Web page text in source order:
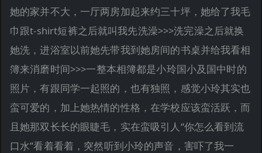
她的家并不大，一厅两房加起来约三十坪，她给了我毛
巾跟t-shirt短裤之后就叫我先洗澡>>>洗完澡之后就换
她洗，进浴室以前她先带我到她房间的书桌并给我看相
簿来消磨时间>>>一整本相簿都是小玲国小及国中时的
照片，有跟同学一起照的，也有独照，感觉小玲其实也
蛮可爱的，加上她热情的性格，在学校应该蛮活跃，而
且她那双长长的眼睫毛，实在蛮吸引人“你怎么看到流
口水”看着看着，突然听到小玲的声音，害吓了我一